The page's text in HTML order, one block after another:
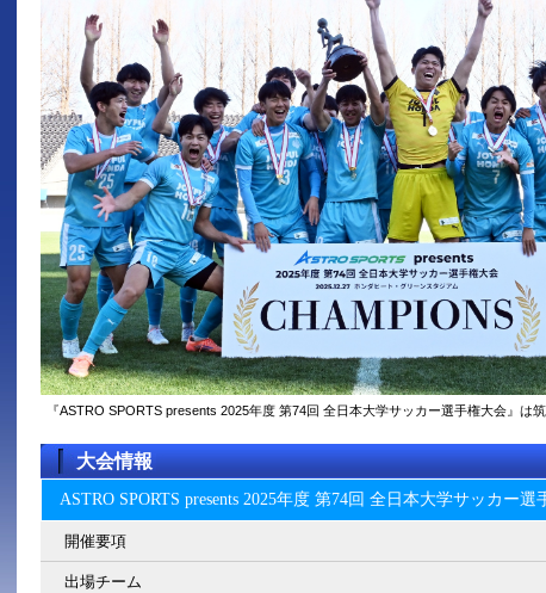
『ASTRO SPORTS presents 2025年度 第74回 全⽇本⼤学サッカー選⼿権⼤会』は
大会情報
ASTRO SPORTS presents 2025年度 第74回 全⽇本⼤学サッカー選
開催要項
出場チーム